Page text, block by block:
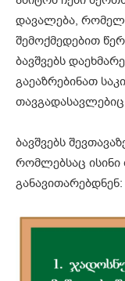
დავალება,
შემოქმედებით
ბავშვებს
გაეაზრებინათ
ბავშვებს
რომლებსაც ისინი
განავითარებდნენ: